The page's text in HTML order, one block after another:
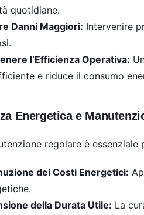
quotidiane.
Danni Maggiori: Intervenire
l’Efficienza Operativa:
e riduce il consumo
Energetica e
regolare è essenziale
dei Costi Energetici:
della Durata Utile: La